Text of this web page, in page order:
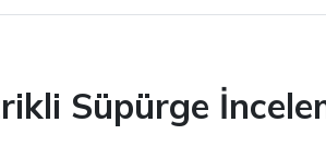
Süpürge